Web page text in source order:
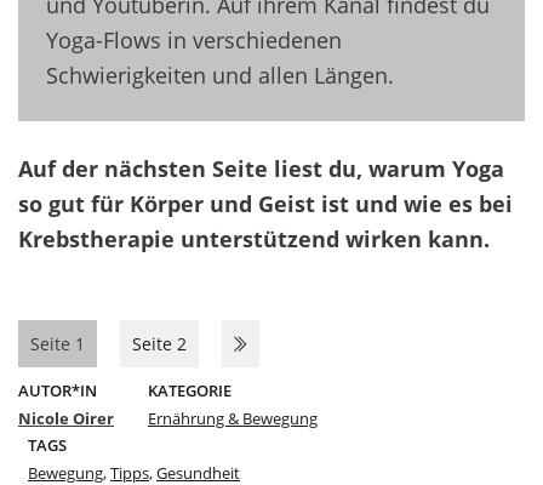
Yoga-Flows in verschiedenen
Schwierigkeiten und allen Längen.
Auf der nächsten Seite liest du, warum Yoga
so gut für Körper und Geist ist und wie es bei
Krebstherapie unterstützend wirken kann.
Seite 1 Seite 2
AUTOR*IN
Nicole Oirer
KATEGORIE
Ernährung & Bewegung
TAGS
Bewegung,Tipps,Gesundheit